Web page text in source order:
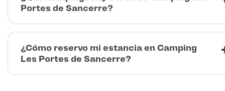
Portes de Sancerre?
¿Cómo reservo mi estancia en Camping
Les Portes de Sancerre?